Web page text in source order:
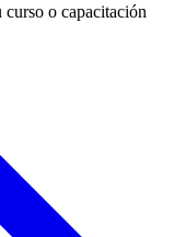
o capacitación